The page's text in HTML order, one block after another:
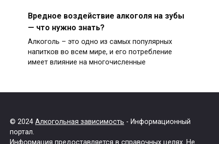
Вредное воздействие алкоголя на зубы
— что нужно знать?
Алкоголь – это одно из самых популярных
напитков во всем мире, и его потребление
имеет влияние на многочисленные
© 2024 Алкогольная зависимость - Информационный
портал.
Информация предоставляется в справочных целях. Не